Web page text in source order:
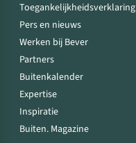
Toegankelijkheidsverklaring
Pers en nieuws
Werken bij Bever
Partners
Buitenkalender
Expertise
Inspiratie
Buiten. Magazine